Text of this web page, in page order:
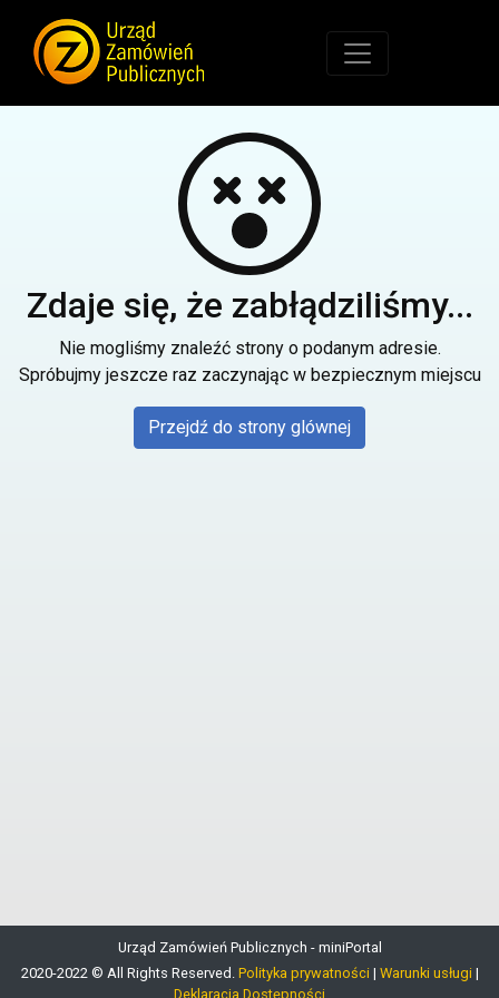
Zdaje się, że zabłądziliśmy...
Nie mogliśmy znaleźć strony o podanym adresie.
Spróbujmy jeszcze raz zaczynając w bezpiecznym miejscu
Przejdź do strony glównej
Urząd Zamówień Publicznych - miniPortal
2020-2022 © All Rights Reserved. Polityka prywatności | Warunki usługi |
Deklaracja Dostępności